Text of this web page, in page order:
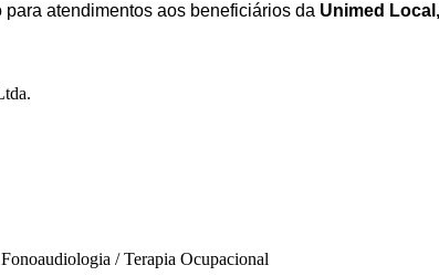
para atendimentos aos beneficiários da Unimed
/ Terapia Ocupacional